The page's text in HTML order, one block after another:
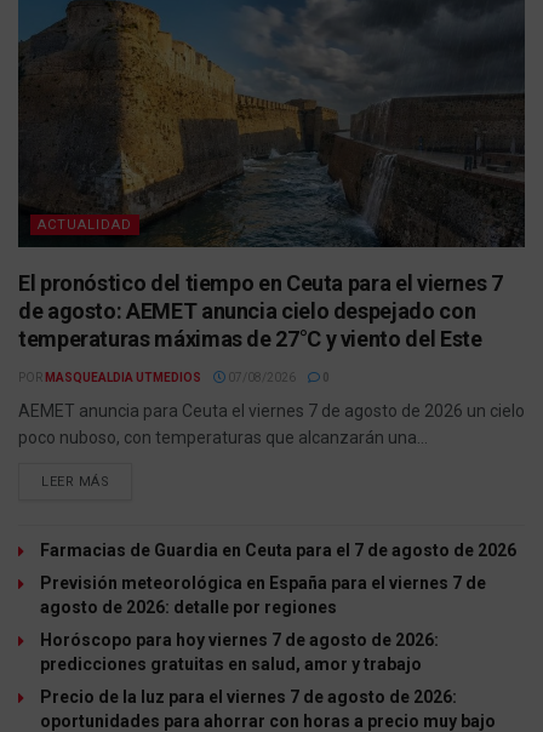
ACTUALIDAD
El pronóstico del tiempo en Ceuta para el viernes 7
de agosto: AEMET anuncia cielo despejado con
temperaturas máximas de 27°C y viento del Este
POR MASQUEALDIA UTMEDIOS 07/08/2026
AEMET anuncia para Ceuta el viernes 7 de agosto de 2026 un cielo
poco nuboso, con temperaturas que alcanzarán una...
LEER MÁS
Farmacias de Guardia en Ceuta para el 7 de agosto de 2026
Previsión meteorológica en España para el viernes 7 de
agosto de 2026: detalle por regiones
Horóscopo para hoy viernes 7 de agosto de 2026:
predicciones gratuitas en salud, amor y trabajo
Precio de la luz para el viernes 7 de agosto de 2026:
oportunidades para ahorrar con horas a precio muy bajo